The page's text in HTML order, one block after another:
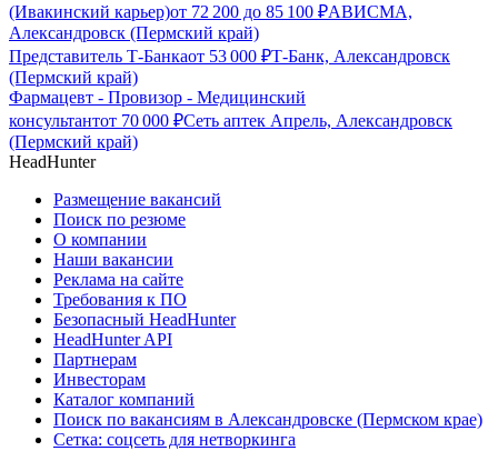
(Ивакинский карьер)от 72 200 до 85 100 ₽АВИСМА,
Александровск (Пермский край)
Представитель Т-Банкаот 53 000 ₽Т-Банк, Александровск
(Пермский край)
Фармацевт - Провизор - Медицинский
консультантот 70 000 ₽Сеть аптек Апрель, Александровск
(Пермский край)
HeadHunter
Размещение вакансий
Поиск по резюме
О компании
Наши вакансии
Реклама на сайте
Требования к ПО
Безопасный HeadHunter
HeadHunter API
Партнерам
Инвесторам
Каталог компаний
Поиск по вакансиям в Александровске (Пермском крае)
Сетка: соцсеть для нетворкинга